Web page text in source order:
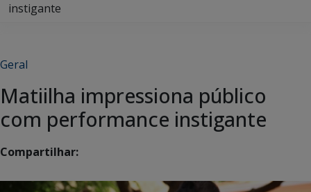
instigante
Geral
Matiilha impressiona público
com performance instigante
Compartilhar: